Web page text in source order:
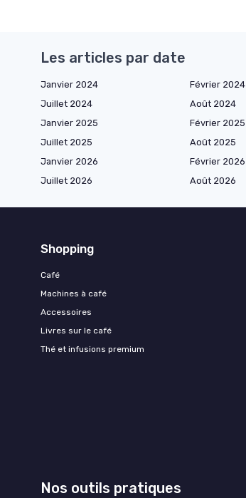
Les articles par date
Janvier 2024 Février 2024
Juillet 2024
Août 2024
Janvier 2025
Février 2025
Juillet 2025
Août 2025
Janvier 2026
Février 2026
Juillet 2026
Août 2026
Shopping
Café
Machines à café
Accessoires
Livres sur le café
Thé et infusions premium
Nos outils pratiques